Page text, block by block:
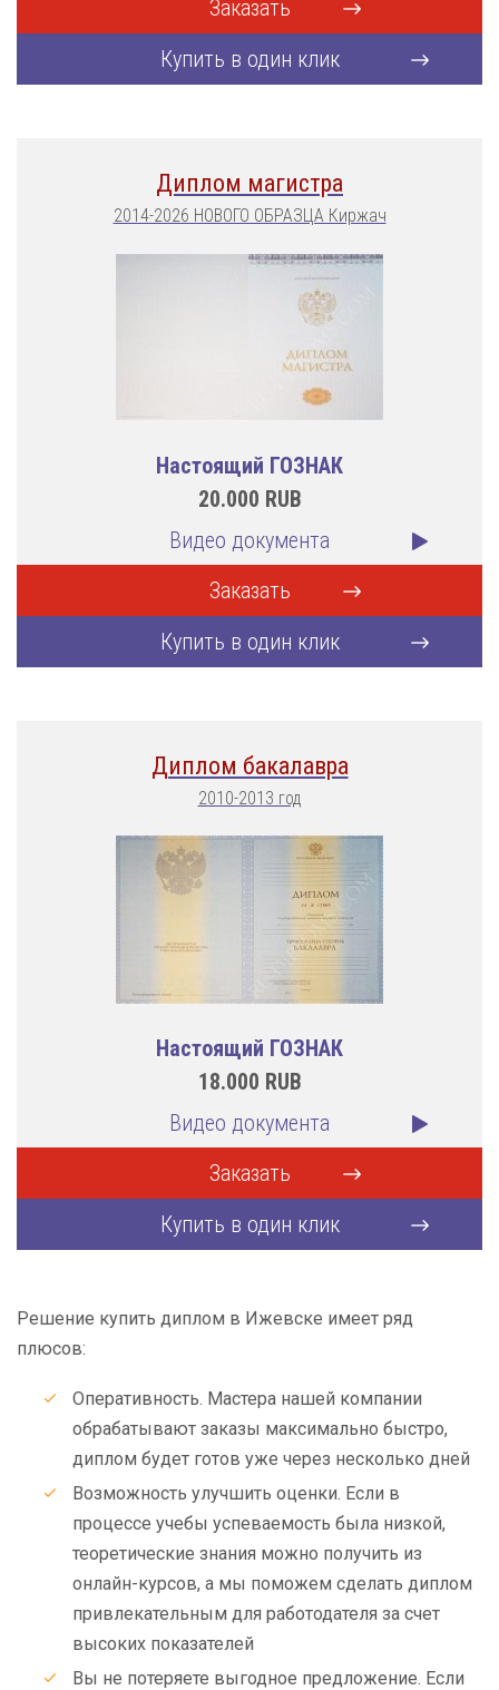
Заказать
Купить в один клик
Диплом магистра
2014-2026 НОВОГО ОБРАЗЦА Киржач
Настоящий ГОЗНАК
20.000 RUB
Видео документа
Заказать
Купить в один клик
Диплом бакалавра
2010-2013 год
Настоящий ГОЗНАК
18.000 RUB
Видео документа
Заказать
Купить в один клик
Решение купить диплом в Ижевске имеет ряд
плюсов:
Оперативность. Мастера нашей компании
обрабатывают заказы максимально быстро,
диплом будет готов уже через несколько дней
Возможность улучшить оценки. Если в
процессе учебы успеваемость была низкой,
теоретические знания можно получить из
онлайн-курсов, а мы поможем сделать диплом
привлекательным для работодателя за счет
высоких показателей
Вы не потеряете выгодное предложение. Если